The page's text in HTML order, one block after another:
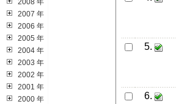
2008 年
2007 年
2006 年
2005 年
2004 年
2003 年
2002 年
2001 年
2000 年
5.
6.